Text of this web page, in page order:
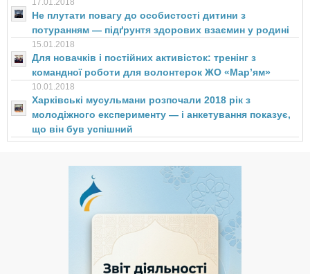
17.01.2018
Не плутати повагу до особистості дитини з
потуранням — підґрунтя здорових взаємин у родині
15.01.2018
Для новачків і постійних активісток: тренінг з
командної роботи для волонтерок ЖО «Мар’ям»
10.01.2018
Харківські мусульмани розпочали 2018 рік з
молодіжного експерименту — і анкетування показує,
що він був успішний